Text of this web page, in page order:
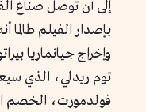
إلى أن توصل صناع
بإصدار الفيلم طالما
وإخراج جيانماريا
توم ريدلي، الذي
فولدمورت، الخصم